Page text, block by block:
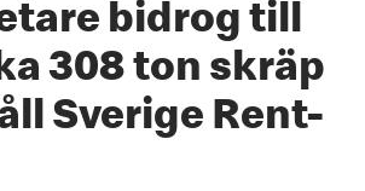
bidrog till
308 ton skräp
Sverige Rent-